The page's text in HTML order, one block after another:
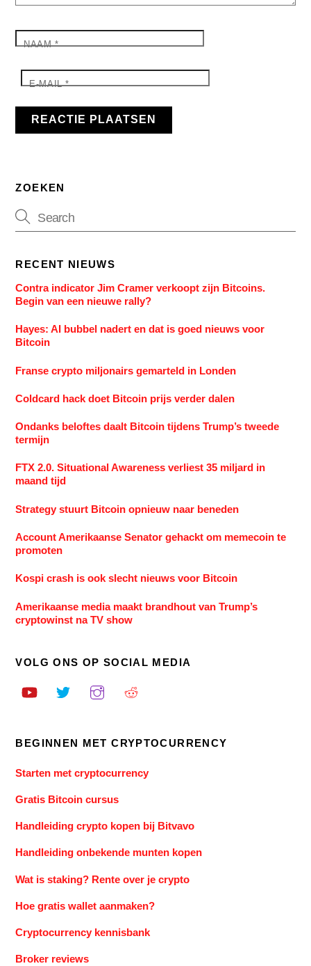
NAAM*
E-MAIL*
ZOEKEN
RECENT NIEUWS
Contra indicator Jim Cramer verkoopt zijn Bitcoins.
Begin van een nieuwe rally?
Hayes: AI bubbel nadert en dat is goed nieuws voor
Bitcoin
Franse crypto miljonairs gemarteld in Londen
Coldcard hack doet Bitcoin prijs verder dalen
Ondanks beloftes daalt Bitcoin tijdens Trump’s tweede
termijn
FTX 2.0. Situational Awareness verliest 35 miljard in
maand tijd
Strategy stuurt Bitcoin opnieuw naar beneden
Account Amerikaanse Senator gehackt om memecoin te
promoten
Kospi crash is ook slecht nieuws voor Bitcoin
Amerikaanse media maakt brandhout van Trump’s
cryptowinst na TV show
VOLG ONS OP SOCIAL MEDIA
BEGINNEN MET CRYPTOCURRENCY
Starten met cryptocurrency
Gratis Bitcoin cursus
Handleiding crypto kopen bij Bitvavo
Handleiding onbekende munten kopen
Wat is staking? Rente over je crypto
Hoe gratis wallet aanmaken?
Cryptocurrency kennisbank
Broker reviews